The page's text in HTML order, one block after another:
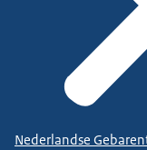
Nederlandse